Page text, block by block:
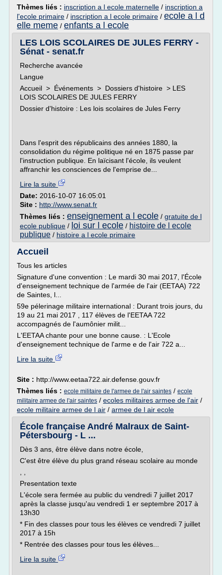
Thèmes liés : inscription a l ecole maternelle / inscription a
l'ecole primaire / inscription a l ecole primaire / ecole a l d
elle meme / enfants a l ecole
LES LOIS SCOLAIRES DE JULES FERRY -
Sénat - senat.fr
Recherche avancée
Langue
Accueil > Événements > Dossiers d'histoire > LES
LOIS SCOLAIRES DE JULES FERRY
Dossier d'histoire : Les lois scolaires de Jules Ferry
Dans l'esprit des républicains des années 1880, la
consolidation du régime politique né en 1875 passe par
l'instruction publique. En laïcisant l'école, ils veulent
affranchir les consciences de l'emprise de...
Lire la suite
Date: 2016-10-07 16:05:01
Site : http://www.senat.fr
Thèmes liés : enseignement a l ecole / gratuite de l
ecole publique / loi sur l ecole / histoire de l ecole
publique / histoire a l ecole primaire
Accueil
Tous les articles
Signature d'une convention : Le mardi 30 mai 2017, l'École
d'enseignement technique de l'armée de l'air (EETAA) 722
de Saintes, l...
59e pélerinage militaire international : Durant trois jours, du
19 au 21 mai 2017 , 117 élèves de l'EETAA 722
accompagnés de l'aumônier milit...
L'EETAA chante pour une bonne cause. : L'Ecole
d'enseignement technique de l'arme e de l'air 722 a...
Lire la suite
Site : http://www.eetaa722.air.defense.gouv.fr
Thèmes liés : ecole militaire de l'armee de l'air saintes / ecole
militaire armee de l'air saintes / ecoles militaires armee de l'air /
ecole militaire armee de l air / armee de l air ecole
École française André Malraux de Saint-
Pétersbourg - L ...
Dès 3 ans, être élève dans notre école,
C'est être élève du plus grand réseau scolaire au monde
Presentation texte
L'école sera fermée au public du vendredi 7 juillet 2017
après la classe jusqu'au vendredi 1 er septembre 2017 à
13h30
* Fin des classes pour tous les élèves ce vendredi 7 juillet
2017 à 15h
* Rentrée des classes pour tous les élèves...
Lire la suite